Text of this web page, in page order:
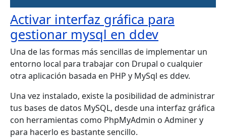
Activar interfaz gráfica para
gestionar mysql en ddev
Una de las formas más sencillas de implementar un
entorno local para trabajar con Drupal o cualquier
otra aplicación basada en PHP y MySql es ddev.
Una vez instalado, existe la posibilidad de administrar
tus bases de datos MySQL, desde una interfaz gráfica
con herramientas como PhpMyAdmin o Adminer y
para hacerlo es bastante sencillo.